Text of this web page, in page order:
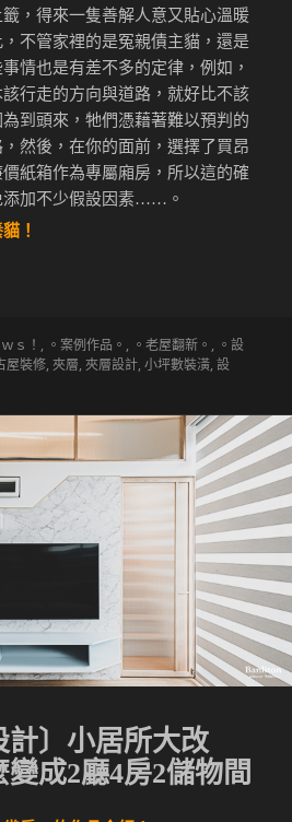
，得來一隻善解人意又貼心溫暖
不管家裡的是冤親債主貓，還是
情也是有差不多的定律，例如，
行走的方向與道路，就好比不該
到頭來，牠們憑藉著難以預判的
然後，在你的面前，選擇了買昂
紙箱作為專屬廂房，所以這的確
添加不少假設因素……。
！
計〕我有5隻貓室友！打造舒適透亮的
ｓ！ , 。案例作品。 , 。老屋翻新。 , 。設
屋裝修,夾層,夾層設計,小坪數裝潢,設
層設計〕我有5隻貓室友！打造舒適透亮的貓咪
計〕小居所大改
成2廳4房2儲物間